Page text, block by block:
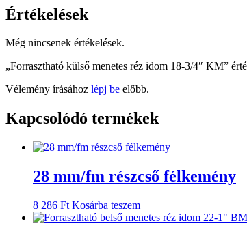
Értékelések
Még nincsenek értékelések.
„Forrasztható külső menetes réz idom 18-3/4″ KM”
Vélemény írásához lépj be előbb.
Kapcsolódó termékek
28 mm/fm részcső félkemény
8 286 Ft Kosárba teszem